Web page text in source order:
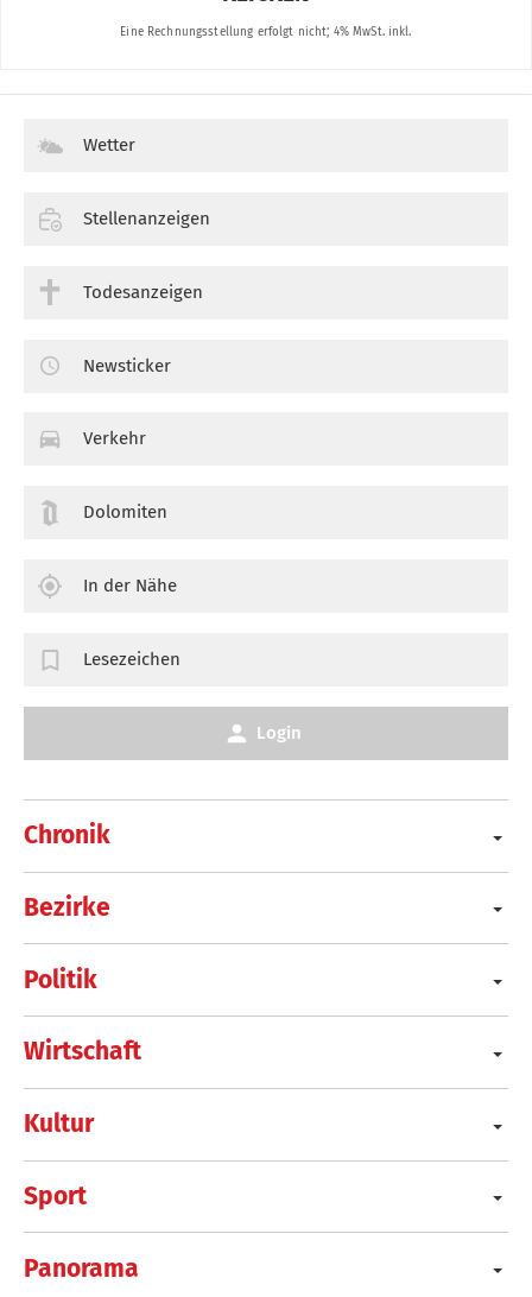
Chronik
Bezirke
Politik
Wirtschaft
Kultur
Sport
Panorama
Wetter
Stellenanzeigen
Todesanzeigen
Newsticker
Verkehr
Dolomiten
In der Nähe
Lesezeichen
Login